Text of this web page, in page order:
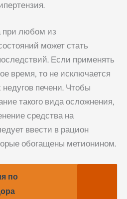
при любом из
может стать
Если применять
время, то не исключается
печени. Чтобы
такого вида осложнения,
средства на
ввести в рацион
обогащены метионином.
по